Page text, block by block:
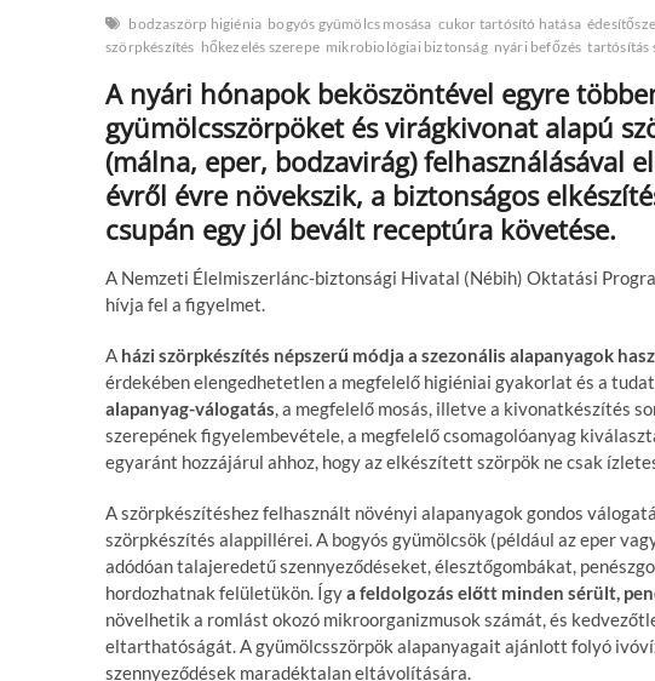
bodzaszörp higiénia bogyós gyümölcs mosása cukor tartósító hatása
szörpkészítés hőkezelés szerepe mikrobiológiai biztonság nyári befőzés tartósítás
A nyári hónapok beköszöntével egyre
gyümölcsszörpöket és virágkivonat alapú
(málna, eper, bodzavirág) felhasználásával
évről évre növekszik, a biztonságos
csupán egy jól bevált receptúra követése.
A Nemzeti Élelmiszerlánc-biztonsági Hivatal (Nébih) Oktatási
hívja fel a figyelmet.
A házi szörpkészítés népszerű módja a szezonális alapanyagok
érdekében elengedhetetlen a megfelelő higiéniai gyakorlat és a
alapanyag-válogatás , a megfelelő mosás, illetve a kivonatkészítés
szerepének figyelembevétele, a megfelelő csomagolóanyag
egyaránt hozzájárul ahhoz, hogy az elkészített szörpök ne csak
A szörpkészítéshez felhasznált növényi alapanyagok gondos
szörpkészítés alappillérei. A bogyós gyümölcsök (például az eper
adódóan talajeredetű szennyeződéseket, élesztőgombákat,
hordozhatnak felületükön. Ígya feldolgozás előtt minden sérült,
növelhetik a romlást okozó mikroorganizmusok számát, és
eltarthatóságát. A gyümölcsszörpök alapanyagait ajánlott folyó
szennyeződések maradéktalan eltávolítására.